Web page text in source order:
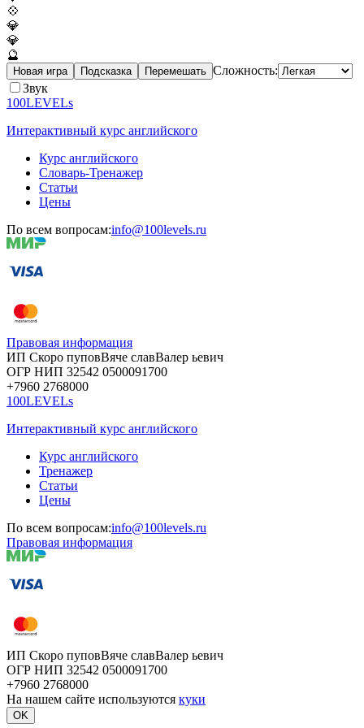
💠
💎
💎
🔮
Новая игра Подсказка Перемешать Сложность:
Звук
100LEVELs
Интерактивный курс английского
Курс английского
Словарь-Тренажер
Статьи
Цены
По всем вопросам:info@100levels.ru
Правовая информация
ИП Скоро пуповВяче славВалер ьевич
ОГР НИП 32542 0500091700
+7960 2768000
100LEVELs
Интерактивный курс английского
Курс английского
Тренажер
Статьи
Цены
По всем вопросам:info@100levels.ru
Правовая информация
ИП Скоро пуповВяче славВалер ьевич
ОГР НИП 32542 0500091700
+7960 2768000
На нашем сайте используются куки
OK